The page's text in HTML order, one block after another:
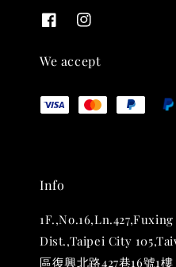
We accept
Info
Dist.,Taipei City
區復興北路427巷16號1